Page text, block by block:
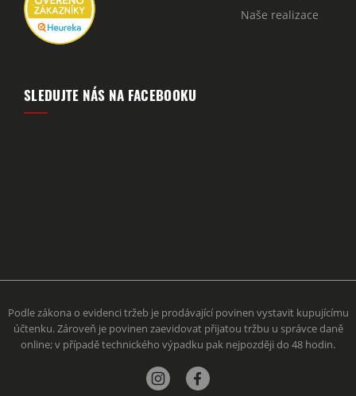
Naše realizace
SLEDUJTE NÁS NA FACEBOOKU
Podle zákona o evidenci tržeb je prodávající povinen vystavit kupujícímu
účtenku. Zároveň je povinen zaevidovat přijatou tržbu u správce daně
online; v případě technického výpadku pak nejpozději do 48 hodin.